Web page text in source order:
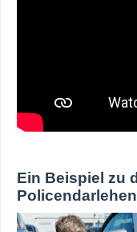
Ein Beispiel zu